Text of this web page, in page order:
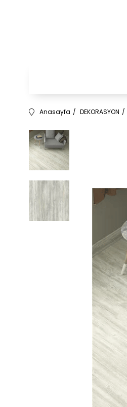
Anasayfa DEKORASYON